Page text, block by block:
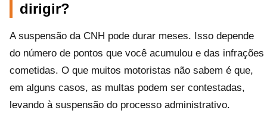
dirigir?
A suspensão da CNH pode durar meses. Isso depende
do número de pontos que você acumulou e das infrações
cometidas. O que muitos motoristas não sabem é que,
em alguns casos, as multas podem ser contestadas,
levando à suspensão do processo administrativo.